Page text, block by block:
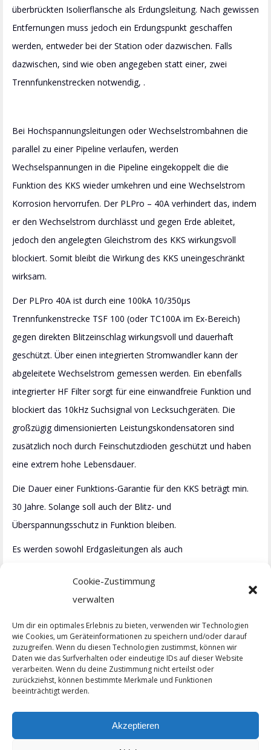
Cookie-Zustimmung
verwalten
Um dir ein optimales Erlebnis zu bieten, verwenden wir Technologien
wie Cookies, um Geräteinformationen zu speichern und/oder darauf
zuzugreifen. Wenn du diesen Technologien zustimmst, können wir
Daten wie das Surfverhalten oder eindeutige IDs auf dieser Website
verarbeiten. Wenn du deine Zustimmung nicht erteilst oder
zurückziehst, können bestimmte Merkmale und Funktionen
beeinträchtigt werden.
Akzeptieren
überbrückten Isolierflansche als Erdungsleitung. Nach gewissen
Entfernungen muss jedoch ein Erdungspunkt geschaffen
werden, entweder bei der Station oder dazwischen. Falls
dazwischen, sind wie oben angegeben statt einer, zwei
Trennfunkenstrecken notwendig, .
Bei Hochspannungsleitungen oder Wechselstrombahnen die
parallel zu einer Pipeline verlaufen, werden
Wechselspannungen in die Pipeline eingekoppelt die die
Funktion des KKS wieder umkehren und eine Wechselstrom
Korrosion hervorrufen. Der PLPro – 40A verhindert das, indem
er den Wechselstrom durchlässt und gegen Erde ableitet,
jedoch den angelegten Gleichstrom des KKS wirkungsvoll
blockiert. Somit bleibt die Wirkung des KKS uneingeschränkt
wirksam.
Der PLPro 40A ist durch eine 100kA 10/350µs
Trennfunkenstrecke TSF 100 (oder TC100A im Ex-Bereich)
gegen direkten Blitzeinschlag wirkungsvoll und dauerhaft
geschützt. Über einen integrierten Stromwandler kann der
abgeleitete Wechselstrom gemessen werden. Ein ebenfalls
integrierter HF Filter sorgt für eine einwandfreie Funktion und
blockiert das 10kHz Suchsignal von Lecksuchgeräten. Die
großzügig dimensionierten Leistungskondensatoren sind
zusätzlich noch durch Feinschutzdioden geschützt und haben
eine extrem hohe Lebensdauer.
Die Dauer einer Funktions-Garantie für den KKS beträgt min.
30 Jahre. Solange soll auch der Blitz- und
Überspannungsschutz in Funktion bleiben.
Es werden sowohl Erdgasleitungen als auch
bekommt!
Project
navigationZURÜCK
Previous
project:
Design trifft Funktion